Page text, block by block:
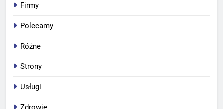
Firmy
Polecamy
Różne
Strony
Usługi
Zdrowie